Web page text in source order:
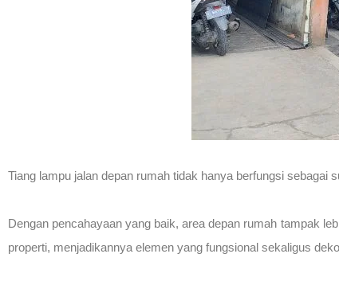
Tiang lampu jalan depan rumah tidak hanya berfungsi
Dengan pencahayaan yang baik, area depan rumah tampak
properti, menjadikannya elemen yang fungsional sekaligus